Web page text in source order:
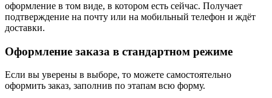
оформление в том виде, в котором есть сейчас. Получает
подтверждение на почту или на мобильный телефон и ждёт
доставки.
Оформление заказа в стандартном режиме
Если вы уверены в выборе, то можете самостоятельно
оформить заказ, заполнив по этапам всю форму.